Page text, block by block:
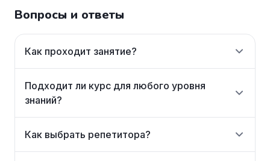
Вопросы и ответы
Как проходит занятие?
Подходит ли курс для любого уровня
знаний?
Как выбрать репетитора?